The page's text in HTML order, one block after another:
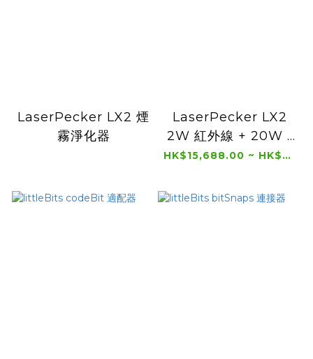
LaserPecker LX2 煙
霧淨化器
LaserPecker LX2
2W 紅外線 + 20W /
40W 二極體鐳射雕刻
HK$15,688.00 ~ HK$26,588.00